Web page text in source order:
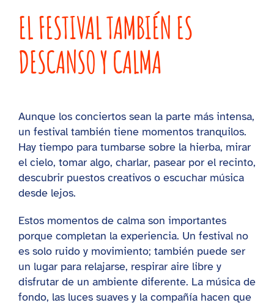
EL FESTIVAL TAMBIÉN ES
DESCANSO Y CALMA
Aunque los conciertos sean la parte más intensa,
un festival también tiene momentos tranquilos.
Hay tiempo para tumbarse sobre la hierba, mirar
el cielo, tomar algo, charlar, pasear por el recinto,
descubrir puestos creativos o escuchar música
desde lejos.
Estos momentos de calma son importantes
porque completan la experiencia. Un festival no
es solo ruido y movimiento; también puede ser
un lugar para relajarse, respirar aire libre y
disfrutar de un ambiente diferente. La música de
fondo, las luces suaves y la compañía hacen que